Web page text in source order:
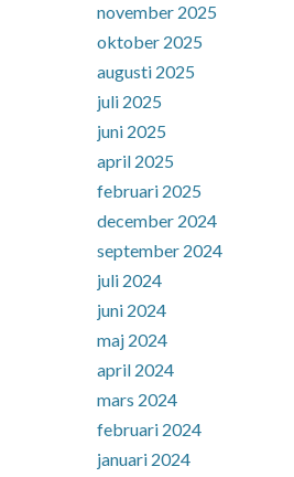
november 2025
oktober 2025
augusti 2025
juli 2025
juni 2025
april 2025
februari 2025
december 2024
september 2024
juli 2024
juni 2024
maj 2024
april 2024
mars 2024
februari 2024
januari 2024